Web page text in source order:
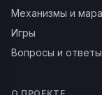
Механизмы и
Игры
Вопросы и ответы